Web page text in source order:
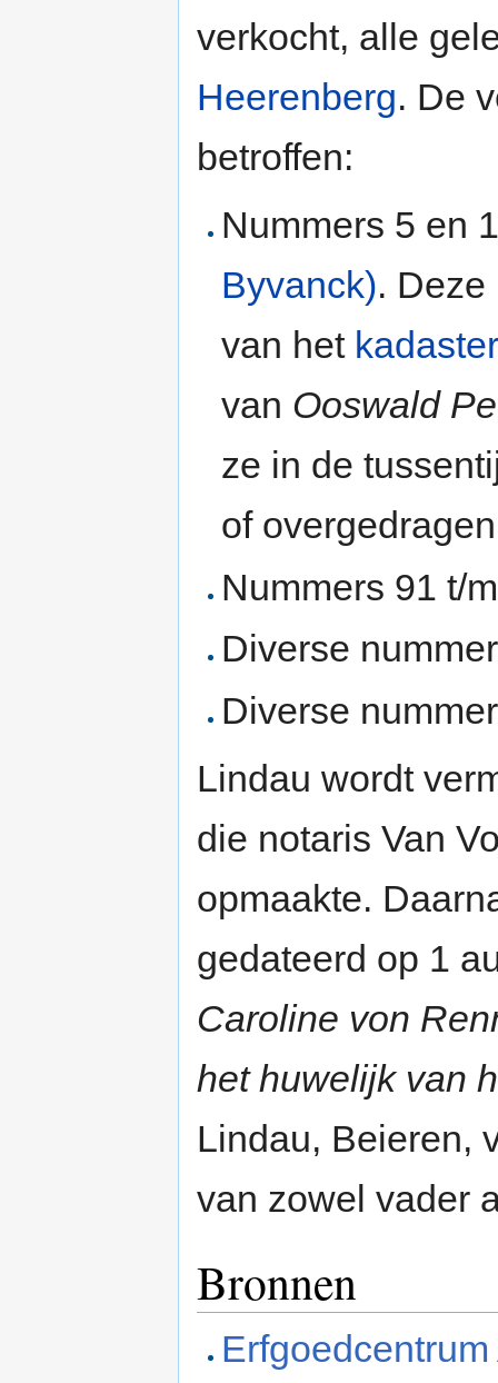
verkocht, alle
Heerenberg. De
betroffen:
Nummers 5 en
Byvanck).
van het
van Ooswald
ze in de
of
Nummers 91 t/
Diverse
Diverse
Lindau wordt
die notaris Van
opmaakte.
gedateerd op 1
Caroline von
het huwelijk van
Lindau, Beieren,
van zowel vader
Bronnen